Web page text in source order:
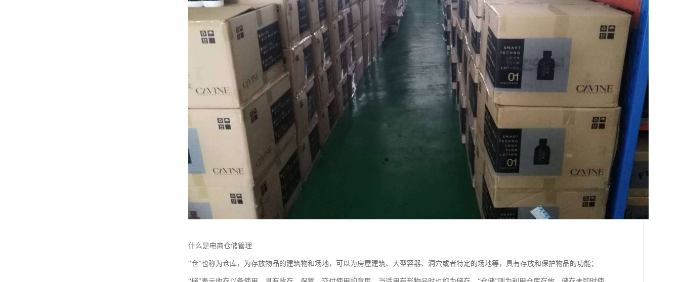
什么是电商仓储管理
“仓”也称为仓库，为存放物品的建筑物和场地，可以为房屋建筑、大型容器、洞穴或者特定的场地等，具有存放和保护物品的功能；